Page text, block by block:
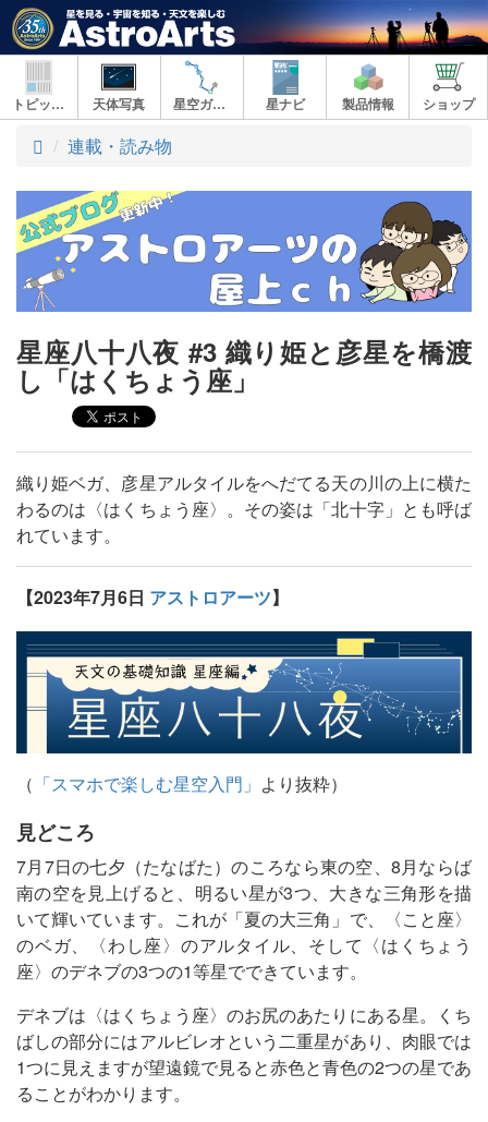
トピックス 天体写真 星空ガイド 星ナビ 製品情報 ショップ
ト
プ
連載・読み物
星座八十八夜 #3 織り姫と彦星を橋渡
し「はくちょう座」
織り姫ベガ、彦星アルタイルをへだてる天の川の上に横た
わるのは〈はくちょう座〉。その姿は「北十字」とも呼ば
れています。
【2023年7月6日 アストロアーツ】
（ 「スマホで楽しむ星空入門」 より抜粋）
見どころ
7月7日の七夕（たなばた）のころなら東の空、8月ならば
南の空を見上げると、明るい星が3つ、大きな三角形を描
いて輝いています。これが「夏の大三角」で、〈こと座〉
のベガ、〈わし座〉のアルタイル、そして〈はくちょう
座〉のデネブの3つの1等星でできています。
デネブは〈はくちょう座〉のお尻のあたりにある星。くち
ばしの部分にはアルビレオという二重星があり、肉眼では
1つに見えますが望遠鏡で見ると赤色と青色の2つの星であ
ることがわかります。